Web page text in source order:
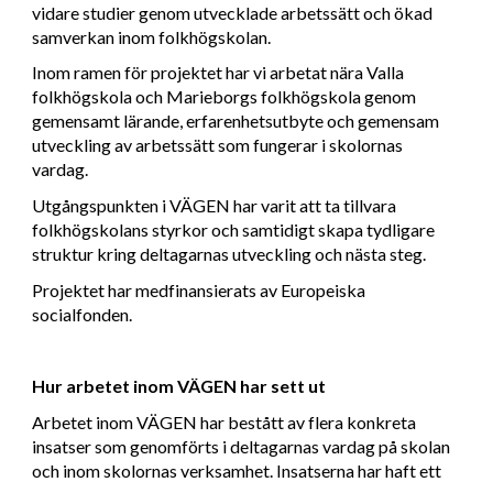
vidare studier genom utvecklade arbetssätt och ökad
samverkan inom folkhögskolan.
Inom ramen för projektet har vi arbetat nära Valla
folkhögskola och Marieborgs folkhögskola genom
gemensamt lärande, erfarenhetsutbyte och gemensam
utveckling av arbetssätt som fungerar i skolornas
vardag.
Utgångspunkten i VÄGEN har varit att ta tillvara
folkhögskolans styrkor och samtidigt skapa tydligare
struktur kring deltagarnas utveckling och nästa steg.
Projektet har medfinansierats av Europeiska
socialfonden.
Hur arbetet inom VÄGEN har sett ut
Arbetet inom VÄGEN har bestått av flera konkreta
insatser som genomförts i deltagarnas vardag på skolan
och inom skolornas verksamhet. Insatserna har haft ett